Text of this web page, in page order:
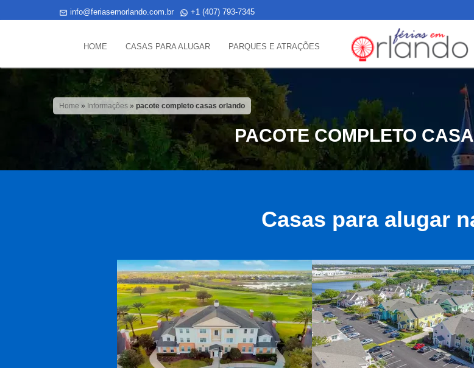
info@feriasemorlando.com.br +1 (407) 793-7345
HOME CASAS PARA ALUGAR PARQUES E ATRAÇÕES
Home » Informações »pacote completo casas orlando
PACOTE COMPLETO
Casas para alugar